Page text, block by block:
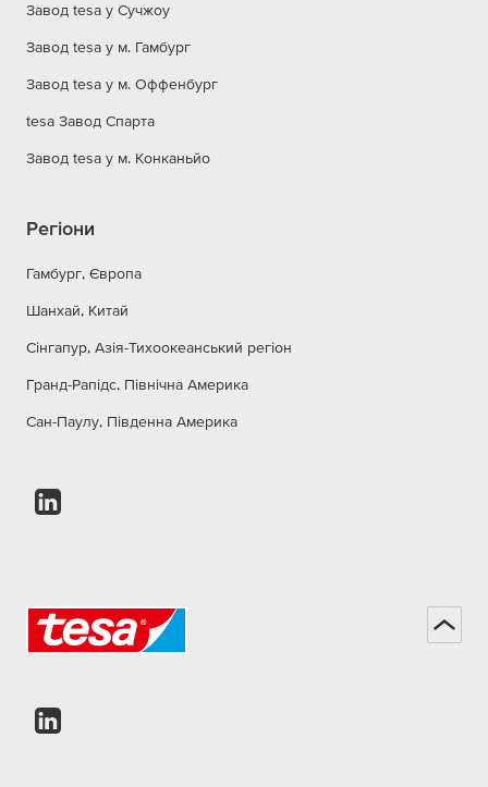
Завод tesa у Сучжоу
Завод tesa у м. Гамбург
Завод tesa у м. Оффенбург
tesa Завод Спарта
Завод tesa у м. Конканьйо
Регіони
Гамбург, Європа
Шанхай, Китай
Сінгапур, Азія-Тихоокеанський регіон
Гранд-Рапідс, Північна Америка
Сан-Паулу, Південна Америка